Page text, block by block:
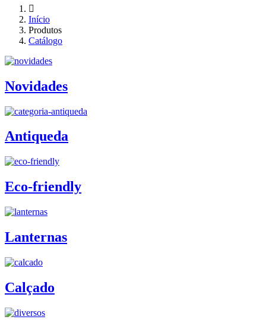
Início
Produtos
Catálogo
Novidades
Antiqueda
Eco-friendly
Lanternas
Calçado